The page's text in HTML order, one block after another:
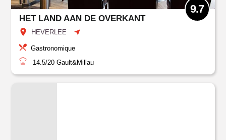
HET LAND AAN DE OVERKANT
HEVERLEE
9.7
Gastronomique
14.5/20 Gault&Millau